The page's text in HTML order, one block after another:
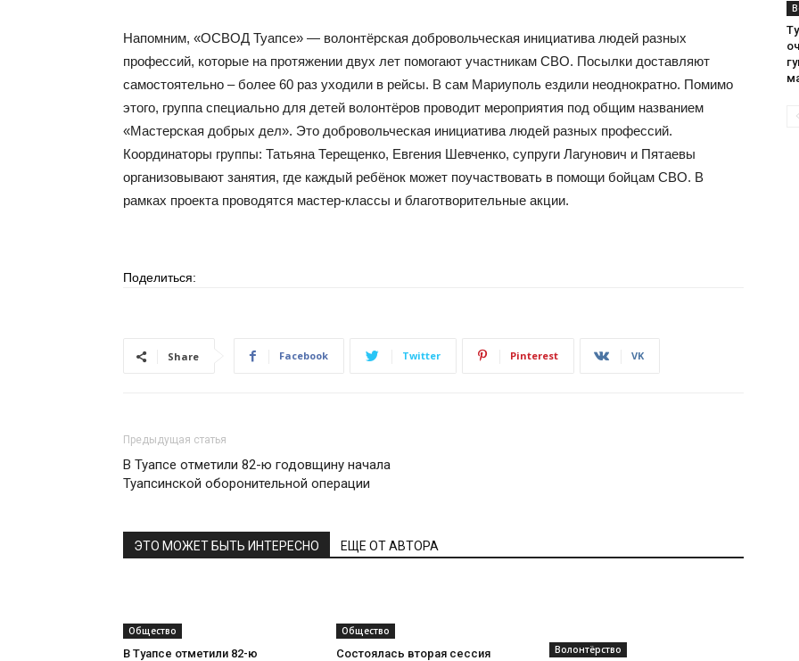
Напомним, «ОСВОД Туапсе» — волонтёрская добровольческая инициатива людей разных
профессий, которые на протяжении двух лет помогают участникам СВО. Посылки доставляют
самостоятельно – более 60 раз уходили в рейсы. В сам Мариуполь ездили неоднократно. Помимо
этого, группа специально для детей волонтёров проводит мероприятия под общим названием
«Мастерская добрых дел». Это добровольческая инициатива людей разных профессий.
Координаторы группы: Татьяна Терещенко, Евгения Шевченко, супруги Лагунович и Пятаевы
организовывают занятия, где каждый ребёнок может поучаствовать в помощи бойцам СВО. В
рамках проекта проводятся мастер-классы и благотворительные акции.
Поделиться:
Share Facebook Twitter Pinterest VK
Предыдущая статья
В Туапсе отметили 82-ю годовщину начала
Туапсинской оборонительной операции
ЭТО МОЖЕТ БЫТЬ ИНТЕРЕСНО ЕЩЕ ОТ АВТОРА
Общество
В Туапсе отметили 82-ю
Общество
Состоялась вторая сессия
Волонтёрство